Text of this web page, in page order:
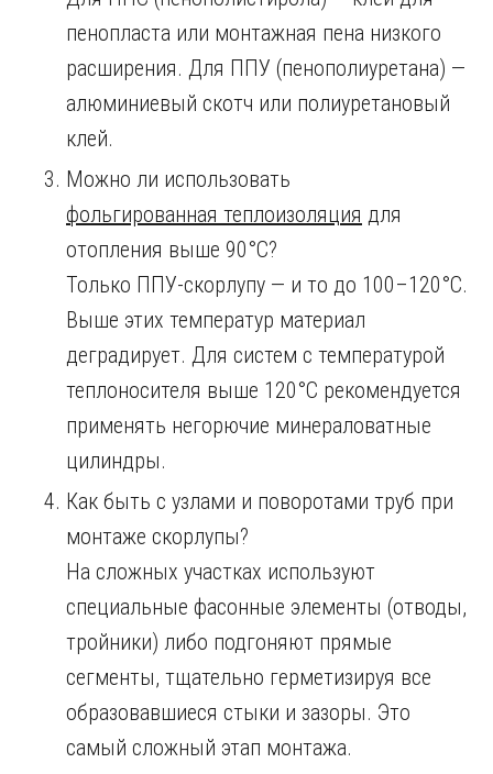
пенопласта или монтажная пена низкого
расширения. Для ППУ (пенополиуретана) —
алюминиевый скотч или полиуретановый
клей.
Можно ли использовать
фольгированная теплоизоляция для
отопления выше 90°C?
Только ППУ-скорлупу — и то до 100–120°C.
Выше этих температур материал
деградирует. Для систем с температурой
теплоносителя выше 120°C рекомендуется
применять негорючие минераловатные
цилиндры.
Как быть с узлами и поворотами труб при
монтаже скорлупы?
На сложных участках используют
специальные фасонные элементы (отводы,
тройники) либо подгоняют прямые
сегменты, тщательно герметизируя все
образовавшиеся стыки и зазоры. Это
самый сложный этап монтажа.